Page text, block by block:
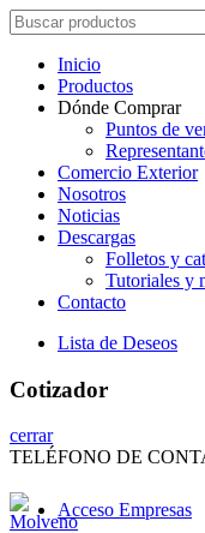
Search
for:
Inicio
Productos
Dónde Comprar
Puntos de
Comercio Exterior
Nosotros
Noticias
Descargas
Folletos y
Tutoriales y
Contacto
Lista de Deseos
Cotizador
cerrar
TELÉFONO DE
Acceso Empresas